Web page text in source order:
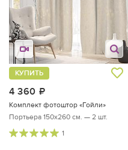
4 360
КУПИТЬ
Комплект фотоштор «Гойли»
Портьера 150х260 см. — 2 шт.
1